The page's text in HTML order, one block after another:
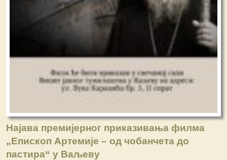
Најава премијерног приказивања филма
„Епископ Артемије – од чобанчета до
пастира“ у Ваљеву